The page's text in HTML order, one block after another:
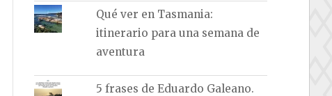
Qué ver en Tasmania:
itinerario para una semana de
aventura
5 frases de Eduardo Galeano.